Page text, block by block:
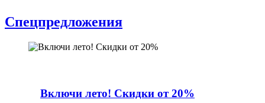
Спецпредложения
Включи лето! Скидки от 20%